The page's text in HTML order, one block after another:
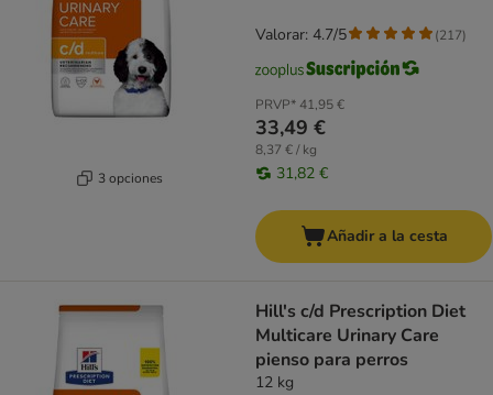
3 opciones
PRVP*41,95 €
33,49 €
8,37 € / kg
31,82 €
Valorar: 4.7/5 (217)
Añadir a la cesta
Hill's c/d Prescription Diet
Multicare Urinary Care
pienso para perros
12 kg